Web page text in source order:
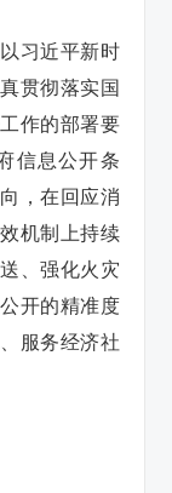
习近平新时
贯彻落实国
作的部署要
信息公开条
，在回应消
机制上持续
、强化火灾
开的精准度
服务经济社